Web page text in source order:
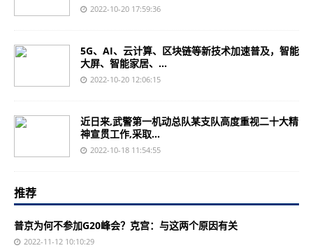
2022-10-20 17:59:36
5G、AI、云计算、区块链等新技术加速普及，智能
大屏、智能家居、...
2022-10-20 12:06:15
近日来,武警第一机动总队某支队高度重视二十大精
神宣贯工作,采取...
2022-10-18 11:54:55
推荐
普京为何不参加G20峰会？克宫：与这两个原因有关
2022-11-12 10:10:29